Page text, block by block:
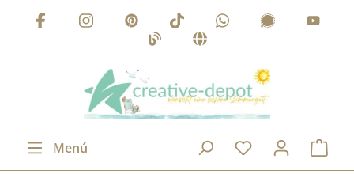
Saltar al contenido principal
Menú